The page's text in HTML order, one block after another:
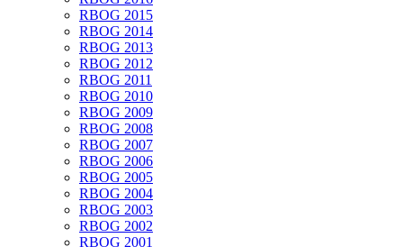
RBOG 2015
RBOG 2014
RBOG 2013
RBOG 2012
RBOG 2011
RBOG 2010
RBOG 2009
RBOG 2008
RBOG 2007
RBOG 2006
RBOG 2005
RBOG 2004
RBOG 2003
RBOG 2002
RBOG 2001